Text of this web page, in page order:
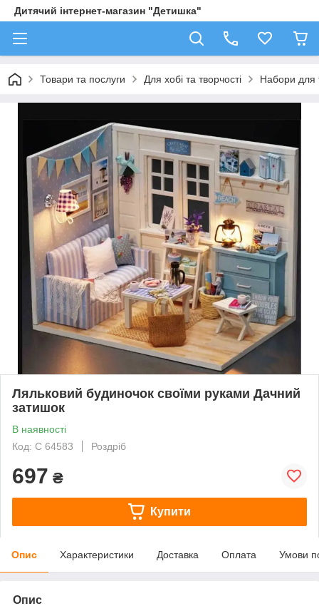
Дитячий інтернет-магазин "Детишка"
Товари та послуги Для хобі та творчості Набори для
Ляльковий будиночок своїми руками Дачний
затишок
В наявності
Код: С 64583
Роздріб
697 ₴
Купити
Опис Характеристики Доставка Оплата Умови
Опис